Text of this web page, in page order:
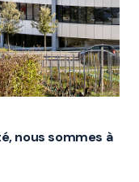
nous sommes à